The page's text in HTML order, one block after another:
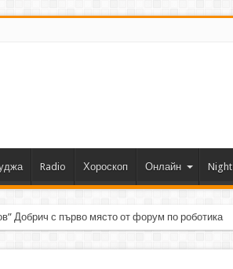
Radio Хороскоп Онлайн Night
Добрич с първо място от форум по роботика